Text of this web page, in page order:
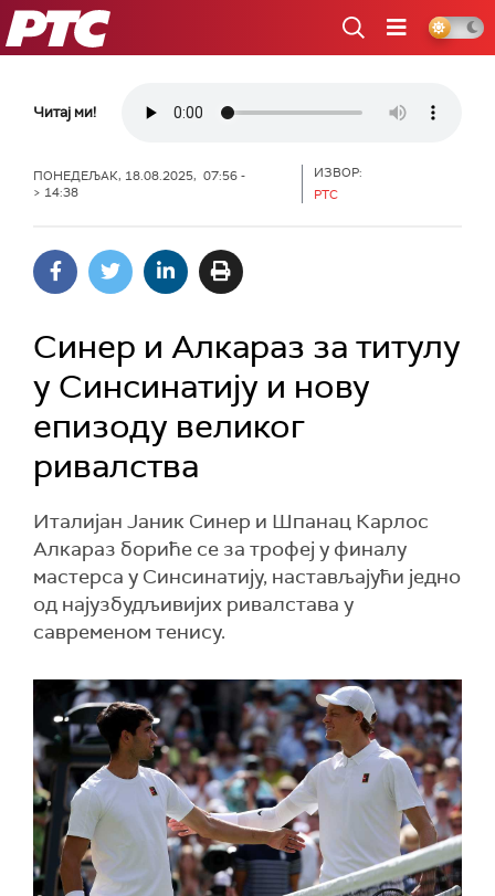
РТС
Читај ми!
ПОНЕДЕЉАК, 18.08.2025, 07:56 -
> 14:38
ИЗВОР:
РТС
Синер и Алкараз за титулу
у Синсинатију и нову
епизоду великог
ривалства
Италијан Јаник Синер и Шпанац Карлос
Алкараз бориће се за трофеј у финалу
мастерса у Синсинатију, настављајући једно
од најузбудљивијих ривалстава у
савременом тенису.